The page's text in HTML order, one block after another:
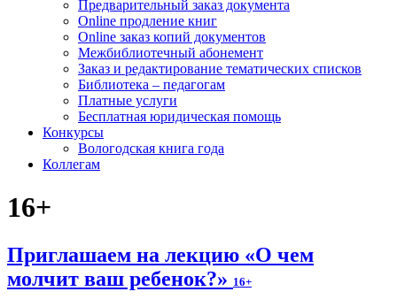
Предварительный заказ документа
Online продление книг
Online заказ копий документов
Межбиблиотечный абонемент
Заказ и редактирование тематических списков
Библиотека – педагогам
Платные услуги
Бесплатная юридическая помощь
Конкурсы
Вологодская книга года
Коллегам
16+
Приглашаем на лекцию «О чем
молчит ваш ребенок?» 16+